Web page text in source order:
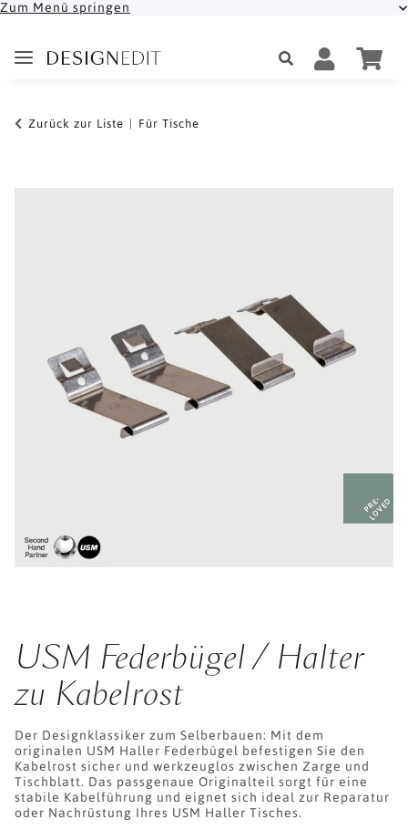
Zum Menü springen
Zurück zur Liste Für Tische
PRE-
LOVED
USM Federbügel / Halter
zu Kabelrost
Der Designklassiker zum Selberbauen: Mit dem
originalen USM Haller Federbügel befestigen Sie den
Kabelrost sicher und werkzeuglos zwischen Zarge und
Tischblatt. Das passgenaue Originalteil sorgt für eine
stabile Kabelführung und eignet sich ideal zur Reparatur
oder Nachrüstung Ihres USM Haller Tisches.